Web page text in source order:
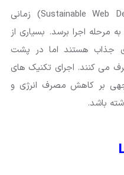
طراحی سایت پایدار (Sustainable Web Design) زمانی
مرحله اجرا برسد. بسیاری از
جذاب هستند اما در پشت
می کنند. اجرای تکنیک های
بر کاهش مصرف انرژی و
باشد.